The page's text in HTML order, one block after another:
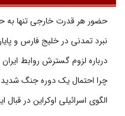
حضور هر قدرت خارجی تنها به
نبرد تمدنی در خلیج فارس و
درباره لزوم گسترش روابط
چرا احتمال یک دوره جنگ شدید
الگوی اسرائیلی اوکراین در قبال